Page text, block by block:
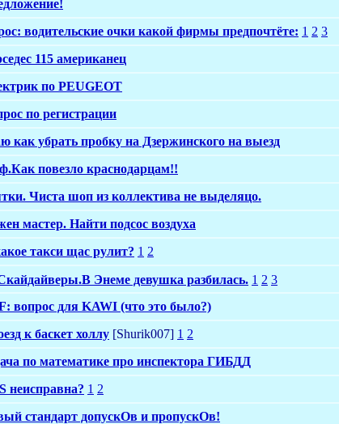
водительские очки какой фирмы предпочтёте: 1 2 3
115 американец
по PEUGEOT
по регистрации
как убрать пробку на Дзержинского на выезд
повезло краснодарцам!!
Чиста шоп из коллектива не выделяцо.
мастер. Найти подсос воздуха
такси щас рулит? 1 2
Энеме девушка разбилась. 1 2 3
вопрос для KAWI (что это было?)
к баскет холлу [Shurik007] 1 2
по математике про инспектора ГИБДД
неисправна? 1 2
стандарт допускОв и пропускОв!